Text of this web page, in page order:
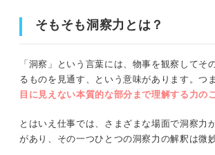
①観察力や状況把握力と混
②行動がともなっていない
【Q&A】洞察力の自己PRでよく
そもそも洞察力とは？
「洞察」という言葉には、物事を観察してそ
るものを見通す、という意味があります。つ
目に見えない本質的な部分まで理解する力の
とはいえ仕事では、さまざまな場面で洞察力
があり、その一つひとつの洞察力の解釈は微
洞察力の自己PRの伝え方
①洞察力が強みだという結論
③入社後にどのように活かすか